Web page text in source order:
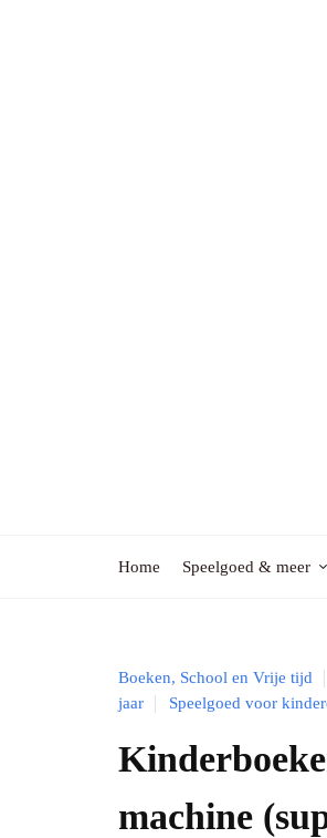
Home Speelgoed & meer
Boeken, School en Vrije tijd
jaar
Speelgoed voor
machine